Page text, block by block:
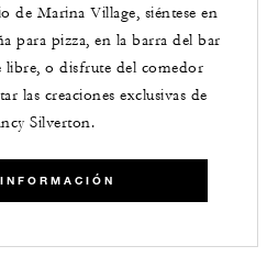
de Marina Village, siéntese en
para pizza, en la barra del bar
libre, o disfrute del comedor
las creaciones exclusivas de
Silverton.